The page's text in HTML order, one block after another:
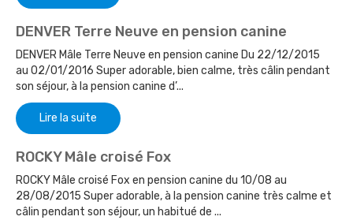
DENVER Terre Neuve en pension canine
DENVER Mâle Terre Neuve en pension canine Du 22/12/2015
au 02/01/2016 Super adorable, bien calme, très câlin pendant
son séjour, à la pension canine d’...
Lire la suite
ROCKY Mâle croisé Fox
ROCKY Mâle croisé Fox en pension canine du 10/08 au
28/08/2015 Super adorable, à la pension canine très calme et
câlin pendant son séjour, un habitué de ...